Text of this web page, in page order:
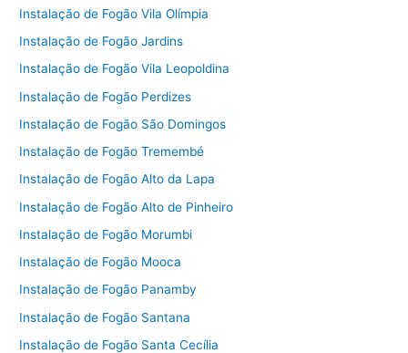
Instalação de Fogão Vila Olímpia
Instalação de Fogão Jardins
Instalação de Fogão Vila Leopoldina
Instalação de Fogão Perdizes
Instalação de Fogão São Domingos
Instalação de Fogão Tremembé
Instalação de Fogão Alto da Lapa
Instalação de Fogão Alto de Pinheiro
Instalação de Fogão Morumbi
Instalação de Fogão Mooca
Instalação de Fogão Panamby
Instalação de Fogão Santana
Instalação de Fogão Santa Cecília